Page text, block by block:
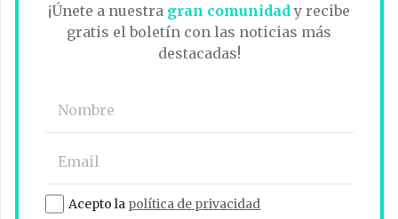
¡Únete a nuestra gran comunidad y recibe
gratis el boletín con las noticias más
destacadas!
Acepto la política de privacidad